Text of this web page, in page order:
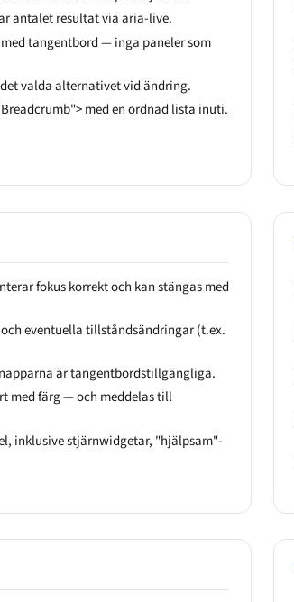
antalet resultat via aria-live.
tangentbord — inga paneler som
valda alternativet vid ändring.
med en ordnad lista inuti.
fokus korrekt och kan stängas med
eventuella tillståndsändringar (t.ex.
är tangentbordstillgängliga.
med färg — och meddelas till
inklusive stjärnwidgetar, "hjälpsam"-